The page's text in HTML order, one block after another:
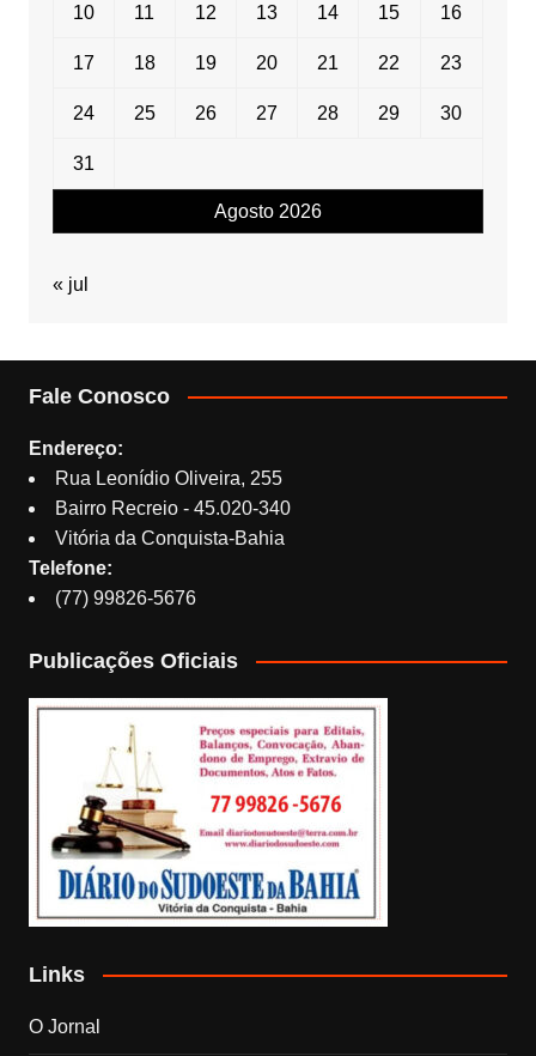
Agosto 2026
10 11 12 13 14 15 16
17 18 19 20 21 22 23
24 25 26 27 28 29 30
31
« jul
Fale Conosco
Endereço:
Rua Leonídio Oliveira, 255
Bairro Recreio - 45.020-340
Vitória da Conquista-Bahia
Telefone:
(77) 99826-5676
Publicações Oficiais
Links
O Jornal